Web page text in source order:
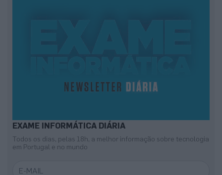
EXAME INFORMÁTICA DIÁRIA
Todos os dias, pelas 18h, a melhor informação sobre tecnologia
em Portugal e no mundo